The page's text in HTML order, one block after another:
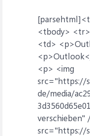
<tbody>
<td>
<p> <img
src="https://
de/media/
src="https://